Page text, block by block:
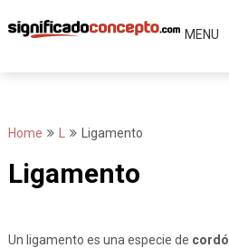
to
MENU
Home Ligamento
Ligamento
Un ligamento es una especie de